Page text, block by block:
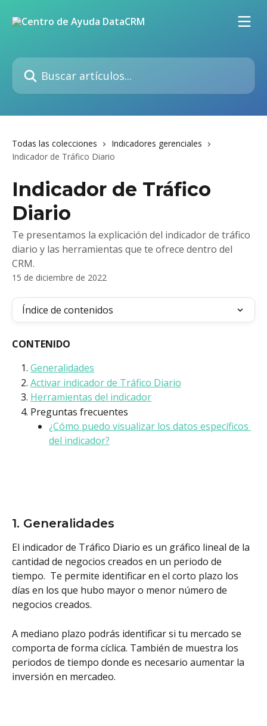
Buscar artículos...
Todas las colecciones
Indicadores gerenciales
Indicador de Tráfico Diario
Indicador de Tráfico
Diario
Te presentamos la explicación del indicador de tráfico
diario y las herramientas que te ofrece dentro del
CRM.
15 de diciembre de 2022
Índice de contenidos
CONTENIDO
Generalidades
Activar indicador de Tráfico Diario
Herramientas del indicador
Preguntas frecuentes
¿Cómo puedo visualizar los datos específicos
del indicador?
1. Generalidades
El indicador de Tráfico Diario es un gráfico lineal de la
cantidad de negocios creados en un periodo de
tiempo.  Te permite identificar en el corto plazo los
días en los que hubo mayor o menor número de
negocios creados.
A mediano plazo podrás identificar si tu mercado se
comporta de forma cíclica. También de muestra los
periodos de tiempo donde es necesario aumentar la
inversión en mercadeo.